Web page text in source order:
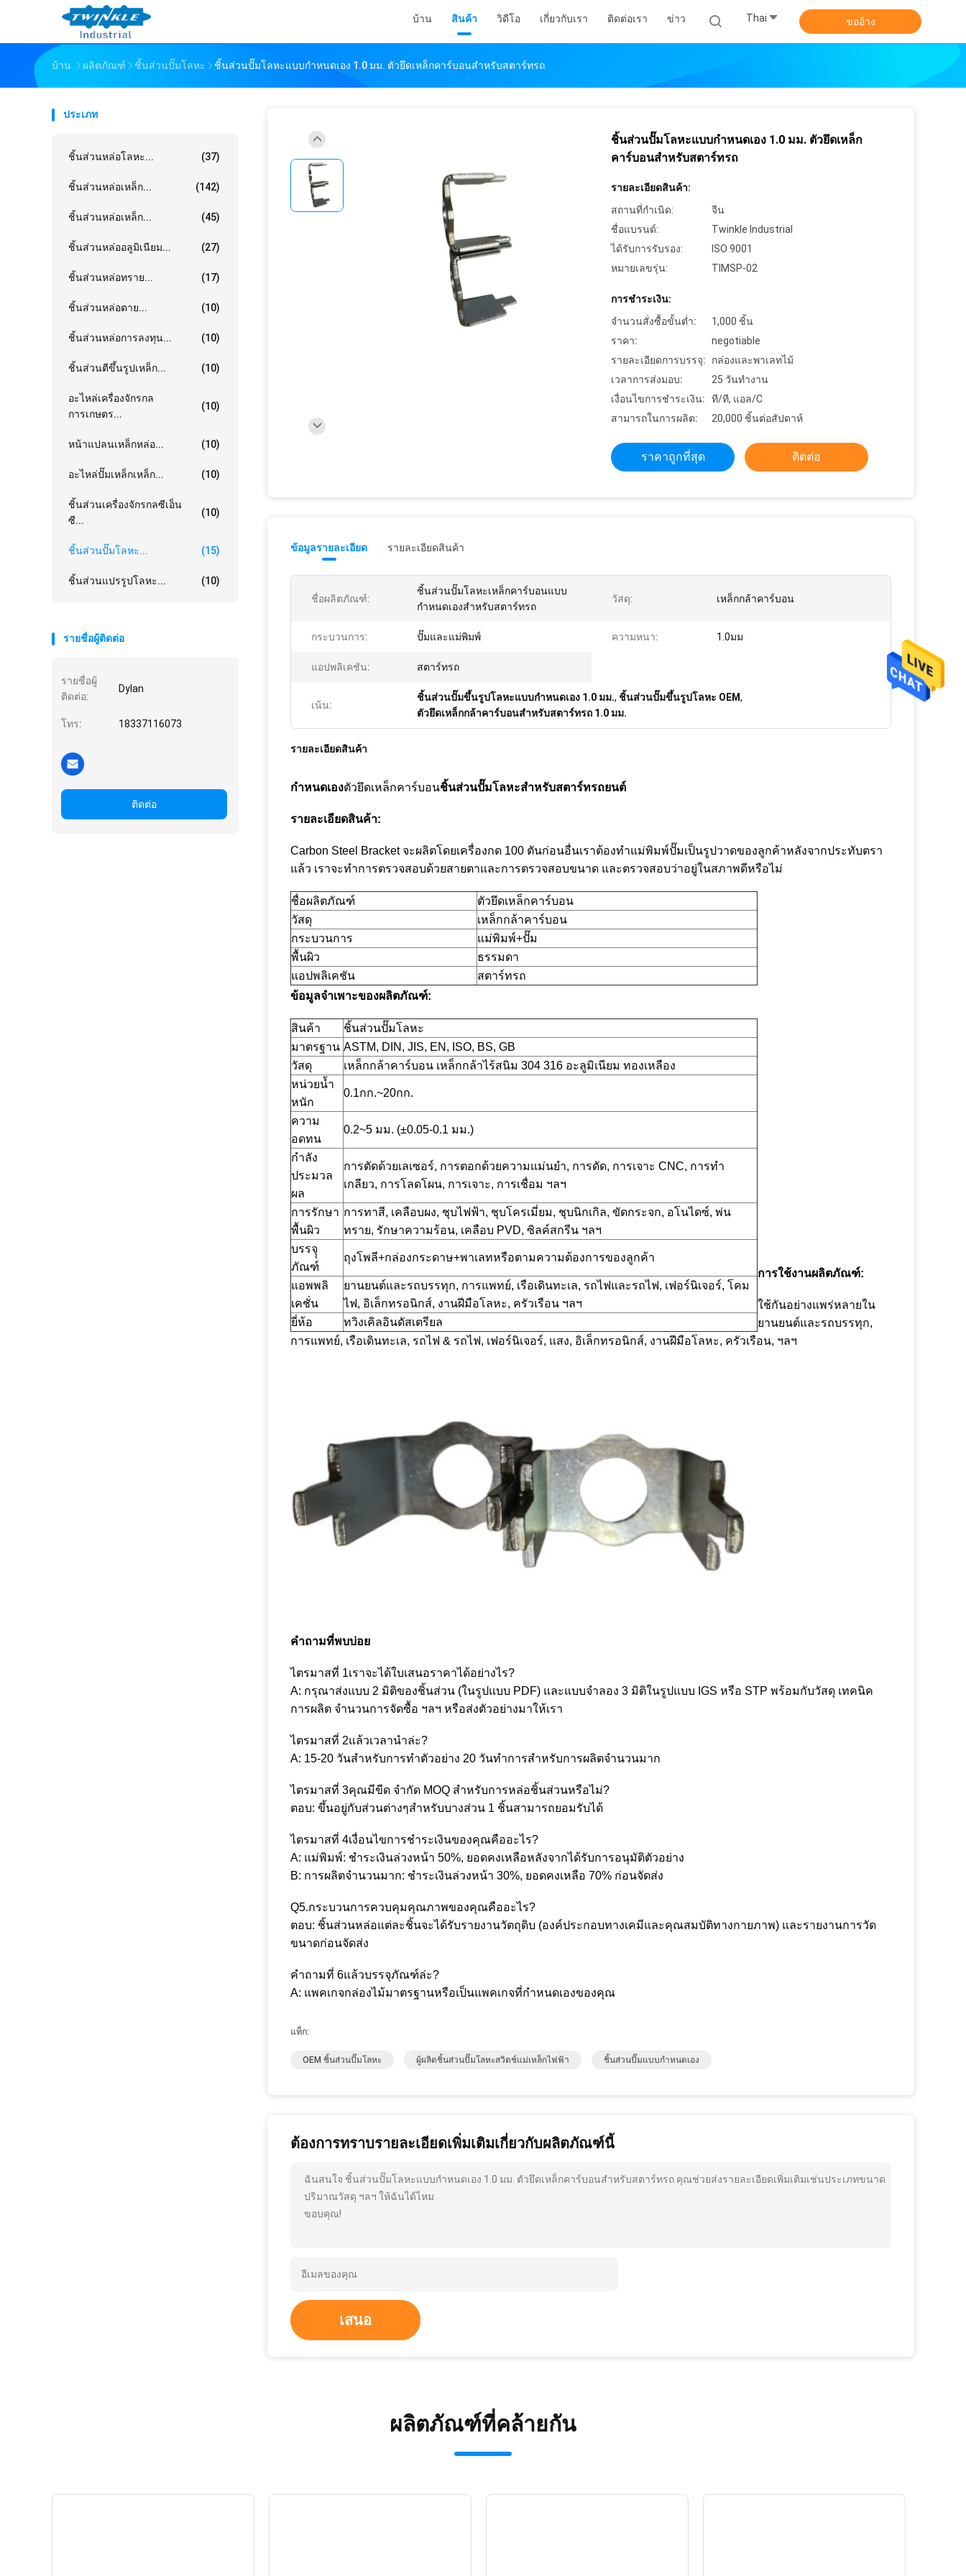
บ้าน สินค้า วิดีโอ เกี่ยวกับเรา ติดต่อเรา ข่าว Thai ขออ้าง
บ้าน ผลิตภัณฑ์ ชิ้นส่วนปั๊มโลหะ ชิ้นส่วนปั๊มโลหะแบบกำหนดเอง 1.0 มม. ตัวยึดเหล็กคาร์บอนสำหรับสตาร์ทรถ
ประเภท
ชิ้นส่วนหล่อโลหะ... (37)
ชิ้นส่วนหล่อเหล็ก... (142)
ชิ้นส่วนหล่อเหล็ก... (45)
ชิ้นส่วนหล่ออลูมิเนียม... (27)
ชิ้นส่วนหล่อทราย... (17)
ชิ้นส่วนหล่อตาย... (10)
ชิ้นส่วนหล่อการลงทุน... (10)
ชิ้นส่วนตีขึ้นรูปเหล็ก... (10)
อะไหล่เครื่องจักรกล
การเกษตร...
(10)
หน้าแปลนเหล็กหล่อ... (10)
อะไหล่ปั๊มเหล็กเหล็ก... (10)
ชิ้นส่วนเครื่องจักรกลซีเอ็น
ซี...
(10)
ชิ้นส่วนปั๊มโลหะ... (15)
ชิ้นส่วนแปรรูปโลหะ... (10)
รายชื่อผู้ติดต่อ
รายชื่อผู้
ติดต่อ:
Dylan
โทร: 18337116073
ติดต่อ
ชิ้นส่วนปั๊มโลหะแบบกำหนดเอง 1.0 มม. ตัวยึดเหล็ก
คาร์บอนสำหรับสตาร์ทรถ
รายละเอียดสินค้า:
สถานที่กำเนิด:
จีน
ชื่อแบรนด์:
Twinkle Industrial
ได้รับการรับรอง:
ISO 9001
หมายเลขรุ่น:
TIMSP-02
การชำระเงิน:
จำนวนสั่งซื้อขั้นต่ำ:
1,000 ชิ้น
ราคา:
negotiable
รายละเอียดการบรรจุ:
กล่องและพาเลทไม้
เวลาการส่งมอบ:
25 วันทำงาน
เงื่อนไขการชำระเงิน:
ที/ที, แอล/C
สามารถในการผลิต:
20,000 ชิ้นต่อสัปดาห์
ราคาถูกที่สุด ติดต่อ
ข้อมูลรายละเอียด รายละเอียดสินค้า
ชื่อผลิตภัณฑ์:
ชิ้นส่วนปั๊มโลหะเหล็กคาร์บอนแบบ
กำหนดเองสำหรับสตาร์ทรถ
วัสดุ: เหล็กกล้าคาร์บอน
กระบวนการ: ปั๊มและแม่พิมพ์ ความหนา: 1.0มม
แอปพลิเคชัน: สตาร์ทรถ
เน้น:
ชิ้นส่วนปั๊มขึ้นรูปโลหะแบบกำหนดเอง 1.0 มม., ชิ้นส่วนปั๊มขึ้นรูปโลหะ OEM,
ตัวยึดเหล็กกล้าคาร์บอนสำหรับสตาร์ทรถ 1.0 มม.
รายละเอียดสินค้า
กำหนดเองตัวยึดเหล็กคาร์บอนชิ้นส่วนปั๊มโลหะสำหรับสตาร์ทรถยนต์
รายละเอียดสินค้า:
Carbon Steel Bracket จะผลิตโดยเครื่องกด 100 ตันก่อนอื่นเราต้องทำแม่พิมพ์ปั๊มเป็นรูปวาดของลูกค้าหลังจากประทับตรา
แล้ว เราจะทำการตรวจสอบด้วยสายตาและการตรวจสอบขนาด และตรวจสอบว่าอยู่ในสภาพดีหรือไม่
ชื่อผลิตภัณฑ์
ตัวยึดเหล็กคาร์บอน
วัสดุ
เหล็กกล้าคาร์บอน
กระบวนการ
แม่พิมพ์+ปั๊ม
พื้นผิว
ธรรมดา
แอปพลิเคชัน
สตาร์ทรถ
ข้อมูลจำเพาะของผลิตภัณฑ์:
สินค้า
ชิ้นส่วนปั๊มโลหะ
มาตรฐาน ASTM, DIN, JIS, EN, ISO, BS, GB
วัสดุ
เหล็กกล้าคาร์บอน เหล็กกล้าไร้สนิม 304 316 อะลูมิเนียม ทองเหลือง
หน่วยน้ำ
หนัก
0.1กก.~20กก.
ความ
อดทน
0.2~5 มม. (±0.05-0.1 มม.)
กำลัง
ประมวล
ผล
การตัดด้วยเลเซอร์, การตอกด้วยความแม่นยำ, การดัด, การเจาะ CNC, การทำ
เกลียว, การโลดโผน, การเจาะ, การเชื่อม ฯลฯ
การรักษา
พื้นผิว
การทาสี, เคลือบผง, ชุบไฟฟ้า, ชุบโครเมี่ยม, ชุบนิกเกิล, ขัดกระจก, อโนไดซ์, พ่น
ทราย, รักษาความร้อน, เคลือบ PVD, ซิลค์สกรีน ฯลฯ
บรรจุุ
ภัณฑ์
ถุงโพลี+กล่องกระดาษ+พาเลทหรือตามความต้องการของลูกค้า
แอพพลิ
เคชั่น
ยานยนต์และรถบรรทุก, การแพทย์, เรือเดินทะเล, รถไฟและรถไฟ, เฟอร์นิเจอร์, โคม
ไฟ, อิเล็กทรอนิกส์, งานฝีมือโลหะ, ครัวเรือน ฯลฯ
ยี่ห้อ
ทวิงเคิลอินดัสเตรียล
การใช้งานผลิตภัณฑ์:
ใช้กันอย่างแพร่หลายใน
ยานยนต์และรถบรรทุก,
การแพทย์, เรือเดินทะเล, รถไฟ & รถไฟ, เฟอร์นิเจอร์, แสง, อิเล็กทรอนิกส์, งานฝีมือโลหะ, ครัวเรือน, ฯลฯ
คำถามที่พบบ่อย
ไตรมาสที่ 1เราจะได้ใบเสนอราคาได้อย่างไร?
A: กรุณาส่งแบบ 2 มิติของชิ้นส่วน (ในรูปแบบ PDF) และแบบจำลอง 3 มิติในรูปแบบ IGS หรือ STP พร้อมกับวัสดุ เทคนิค
การผลิต จำนวนการจัดซื้อ ฯลฯ หรือส่งตัวอย่างมาให้เรา
ไตรมาสที่ 2แล้วเวลานำล่ะ?
A: 15-20 วันสำหรับการทำตัวอย่าง 20 วันทำการสำหรับการผลิตจำนวนมาก
ไตรมาสที่ 3คุณมีขีด จำกัด MOQ สำหรับการหล่อชิ้นส่วนหรือไม่?
ตอบ: ขึ้นอยู่กับส่วนต่างๆสำหรับบางส่วน 1 ชิ้นสามารถยอมรับได้
ไตรมาสที่ 4เงื่อนไขการชำระเงินของคุณคืออะไร?
A: แม่พิมพ์: ชำระเงินล่วงหน้า 50%, ยอดคงเหลือหลังจากได้รับการอนุมัติตัวอย่าง
B: การผลิตจำนวนมาก: ชำระเงินล่วงหน้า 30%, ยอดคงเหลือ 70% ก่อนจัดส่ง
Q5.กระบวนการควบคุมคุณภาพของคุณคืออะไร?
ตอบ: ชิ้นส่วนหล่อแต่ละชิ้นจะได้รับรายงานวัตถุดิบ (องค์ประกอบทางเคมีและคุณสมบัติทางกายภาพ) และรายงานการวัด
ขนาดก่อนจัดส่ง
คำถามที่ 6แล้วบรรจุภัณฑ์ล่ะ?
A: แพคเกจกล่องไม้มาตรฐานหรือเป็นแพคเกจที่กำหนดเองของคุณ
แท็ก:
OEM ชิ้นส่วนปั๊มโลหะ ผู้ผลิตชิ้นส่วนปั๊มโลหะสวิตช์แม่เหล็กไฟฟ้า ชิ้นส่วนปั๊มแบบกำหนดเอง
ต้องการทราบรายละเอียดเพิ่มเติมเกี่ยวกับผลิตภัณฑ์นี้
ฉันสนใจ ชิ้นส่วนปั๊มโลหะแบบกำหนดเอง 1.0 มม. ตัวยึดเหล็กคาร์บอนสำหรับสตาร์ทรถ คุณช่วยส่งรายละเอียดเพิ่มเติมเช่นประเภทขนาด
ปริมาณวัสดุ ฯลฯ ให้ฉันได้ไหม
ขอบคุณ!
เสนอ
ผลิตภัณฑ์ที่คล้ายกัน